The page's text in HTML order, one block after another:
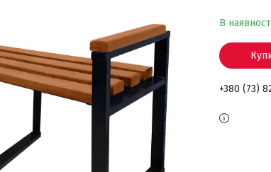
В
+380 (73)